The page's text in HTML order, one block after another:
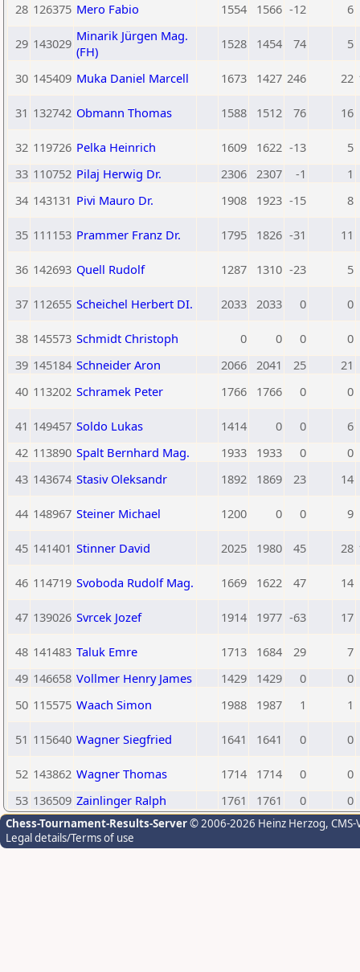
28 126375 Mero Fabio 1554 1566 -12 6
29 143029 Minarik Jürgen Mag.
(FH)
1528 1454 74 5
30 145409 Muka Daniel Marcell 1673 1427 246 22
31 132742 Obmann Thomas 1588 1512 76 16
32 119726 Pelka Heinrich 1609 1622 -13
5
33 110752 Pilaj Herwig Dr. 2306 2307 -1
1
34 143131 Pivi Mauro Dr. 1908 1923 -15 8
35 111153 Prammer Franz Dr. 1795 1826 -31 11
36 142693 Quell Rudolf 1287 1310 -23 5
37 112655 Scheichel Herbert DI. 2033 2033 0 0
38 145573 Schmidt Christoph 0 0 0
0
39 145184 Schneider Aron 2066 2041 25
21
40 113202 Schramek Peter 1766 1766 0 0
41 149457 Soldo Lukas 1414 0 0
6
42 113890 Spalt Bernhard Mag. 1933 1933 0
0
43 143674 Stasiv Oleksandr 1892 1869 23 14
44 148967 Steiner Michael 1200 0 0 9
45 141401 Stinner David 2025 1980 45 28
46 114719 Svoboda Rudolf Mag. 1669 1622 47 14
47 139026 Svrcek Jozef 1914 1977 -63 17
48 141483 Taluk Emre 1713 1684 29
7
49 146658 Vollmer Henry James 1429 1429 0
0
50 115575 Waach Simon 1988 1987 1 1
51 115640 Wagner Siegfried 1641 1641 0 0
52 143862 Wagner Thomas 1714 1714 0
0
53 136509 Zainlinger Ralph 1761 1761 0 0
Chess-Tournament-Results-Server© 2006-2026 Heinz Herzog,
Legal details/Terms of use